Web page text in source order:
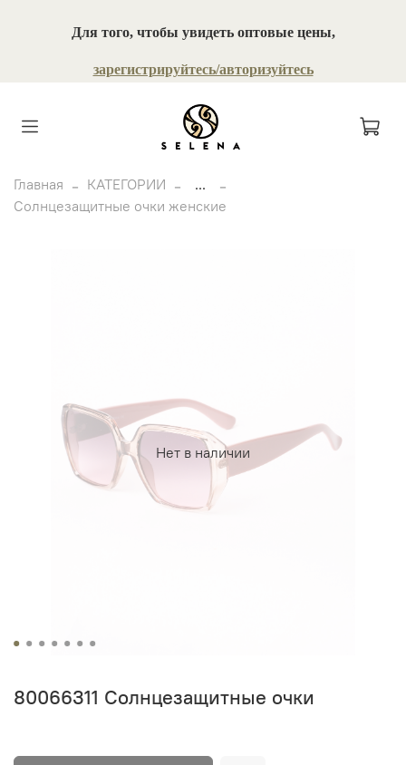
Для того, чтобы увидеть оптовые цены,
зарегистрируйтесь/авторизуйтесь
Главная КАТЕГОРИИ
...
Солнцезащитные очки женские
Нет в наличии
80066311 Солнцезащитные очки